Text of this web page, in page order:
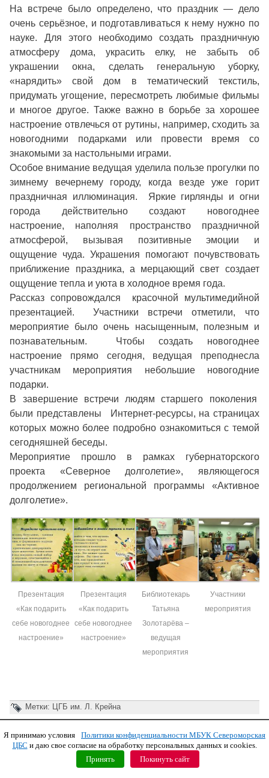
На встрече было определено, что праздник — дело
очень серьёзное, и подготавливаться к нему нужно по
науке. Для этого необходимо создать праздничную
атмосферу дома, украсить елку, не забыть об
украшении окна, сделать генеральную уборку,
«нарядить» свой дом в тематический текстиль,
придумать угощение, пересмотреть любимые фильмы
и многое другое. Также важно в борьбе за хорошее
настроение отвлечься от рутины, например, сходить за
новогодними подарками или провести время со
знакомыми за настольными играми.
Особое внимание ведущая уделила пользе прогулки по
зимнему вечернему городу, когда везде уже горит
праздничная иллюминация. Яркие гирлянды и огни
города действительно создают новогоднее
настроение, наполняя пространство праздничной
атмосферой, вызывая позитивные эмоции и
ощущение чуда. Украшения помогают почувствовать
приближение праздника, а мерцающий свет создает
ощущение тепла и уюта в холодное время года.
Рассказ сопровождался красочной мультимедийной
презентацией. Участники встречи отметили, что
мероприятие было очень насыщенным, полезным и
познавательным. Чтобы создать новогоднее
настроение прямо сегодня, ведущая преподнесла
участникам мероприятия небольшие новогодние
подарки.
В завершение встречи людям старшего поколения
были представлены Интернет-ресурсы, на страницах
которых можно более подробно ознакомиться с темой
сегодняшней беседы.
Мероприятие прошло в рамках губернаторского
проекта «Северное долголетие», являющегося
продолжением региональной программы «Активное
долголетие».
Презентация
«Как подарить
себе новогоднее
настроение»
Презентация
«Как подарить
себе новогоднее
настроение»
Библиотекарь
Татьяна
Золотарёва –
ведущая
мероприятия
Участники
мероприятия
Метки: ЦГБ им. Л. Крейна
Copyright © 2011 МБУК СЦБС
Я принимаю условия
Политики конфиденциальности МБУК Североморская
ЦБС и даю свое согласие на обработку персональных данных и cookies.
Принять
Покинуть сайт